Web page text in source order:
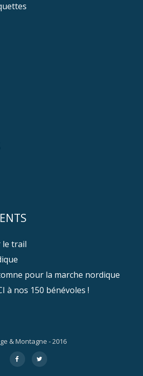
le trail
pour la marche nordique
à nos 150 bénévoles !
& Montagne - 2016
fa-
facebook
fa-
twitter